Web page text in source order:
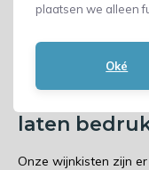
plaatsen we alleen
Oké
Nadat de wijnfles op
laten
Onze wijnkisten zijn